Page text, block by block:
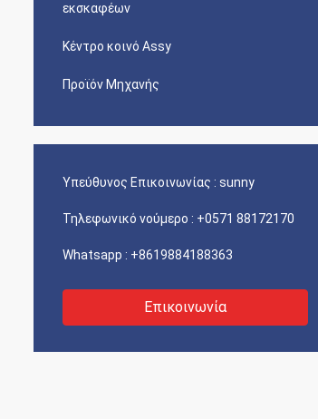
εκσκαφέων
Κέντρο κοινό Assy
Προϊόν Μηχανής
Υπεύθυνος Επικοινωνίας : sunny
Τηλεφωνικό νούμερο : +0571 88172170
Whatsapp : +8619884188363
Επικοινωνία